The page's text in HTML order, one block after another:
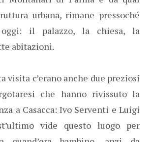
urbana, rimane pressoché
il palazzo, la chiesa, la
abitazioni.
visita c’erano anche due preziosi
che hanno rivissuto la
a Casacca: Ivo Serventi e Luigi
vide questo luogo per